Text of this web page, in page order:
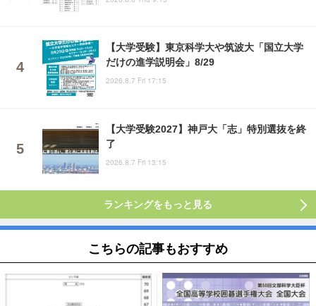
【大学受験】東京科学大や筑波大「国立大学
だけの進学説明会」8/29
2026.8.7 Fri 17:15
【大学受験2027】神戸大「志」特別選抜を終
了
2026.8.7 Fri 13:15
ランキングをもっと見る
こちらの記事もおすすめ